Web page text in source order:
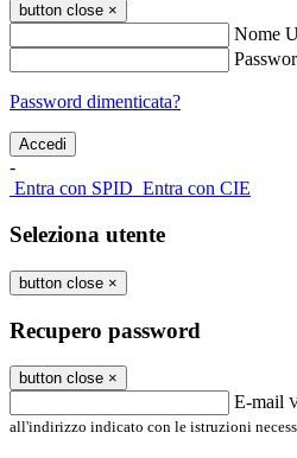
button close ×
Nome
Password dimenticata?
-
Entra con SPID Entra con CIE
Seleziona utente
button close ×
Recupero password
button close ×
E-mail
all'indirizzo indicato con le istruzioni